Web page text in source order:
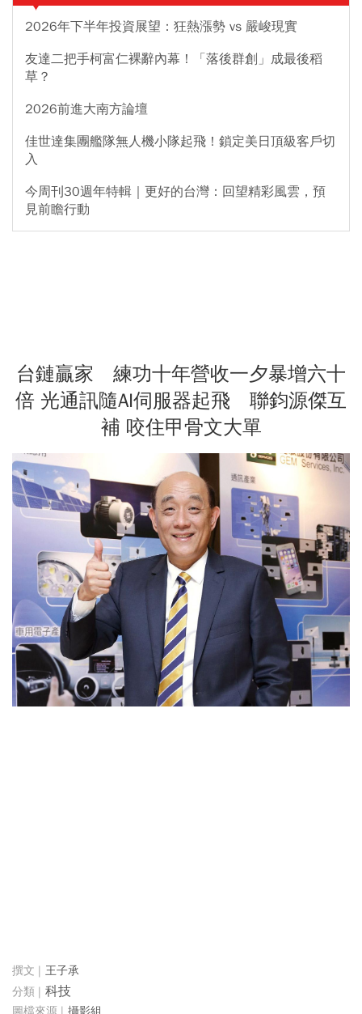
2026年下半年投資展望：狂熱漲勢 vs 嚴峻現實
友達二把手柯富仁裸辭內幕！「落後群創」成最後稻
草？
2026前進大南方論壇
佳世達集團艦隊無人機小隊起飛！鎖定美日頂級客戶切
入
今周刊30週年特輯｜更好的台灣：回望精彩風雲，預
見前瞻行動
台鏈贏家 練功十年營收一夕暴增六十
倍 光通訊隨AI伺服器起飛 聯鈞源傑互
補 咬住甲骨文大單
王子承
科技